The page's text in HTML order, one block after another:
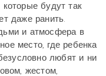
будут так
даже ранить.
и атмосфера в
место, где ребенка
любят и ни
жестом,